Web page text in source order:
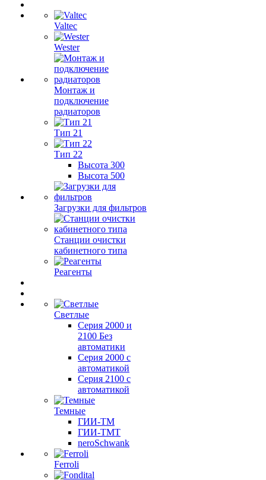
Valtec
Wester
Монтаж и
подключение
радиаторов
Тип 21
Тип 22
Высота 300
Высота 500
Загрузки для фильтров
Станции очистки
кабинетного типа
Реагенты
Светлые
Серия 2000 и
2100 Без
автоматики
Серия 2000 с
автоматикой
Серия 2100 с
автоматикой
Темные
ГИИ-ТМ
ГИИ-ТМТ
neroSchwank
Ferroli